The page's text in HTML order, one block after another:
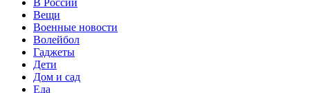
Вещи
Военные новости
Волейбол
Гаджеты
Дети
Дом и сад
Еда